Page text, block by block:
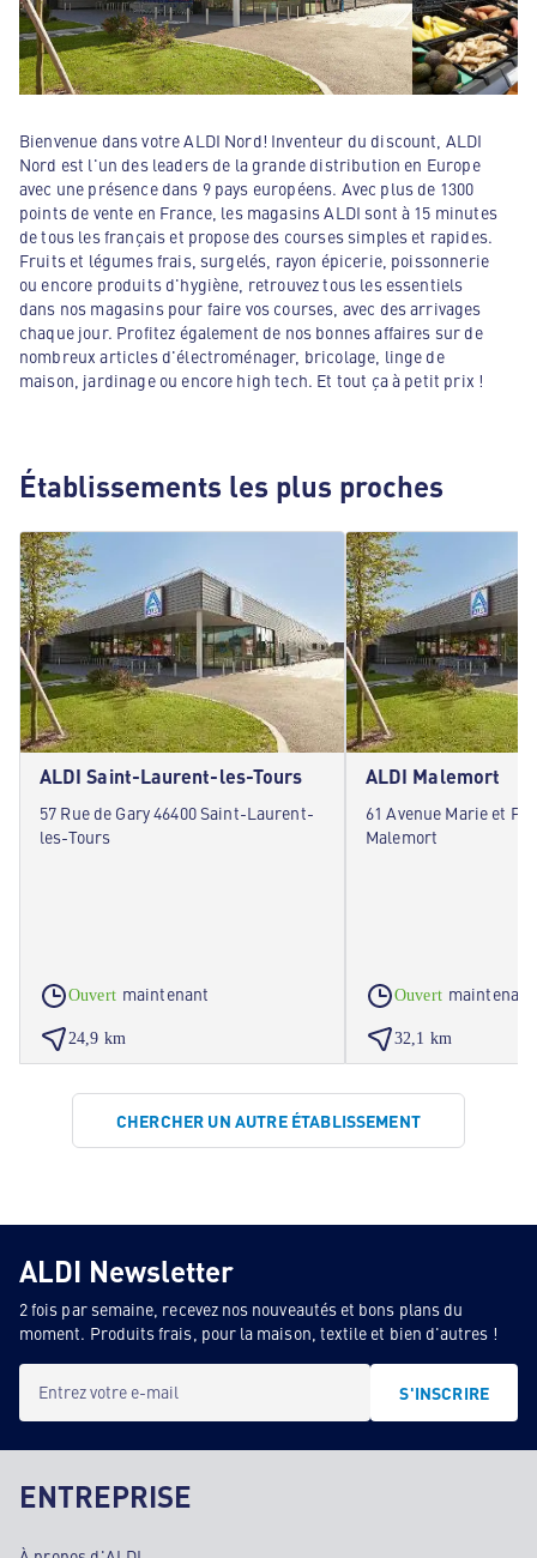
Bienvenue dans votre ALDI Nord! Inventeur du discount, ALDI
Nord est l'un des leaders de la grande distribution en Europe
avec une présence dans 9 pays européens. Avec plus de 1300
points de vente en France, les magasins ALDI sont à 15 minutes
de tous les français et propose des courses simples et rapides.
Fruits et légumes frais, surgelés, rayon épicerie, poissonnerie
ou encore produits d'hygiène, retrouvez tous les essentiels
dans nos magasins pour faire vos courses, avec des arrivages
chaque jour. Profitez également de nos bonnes affaires sur de
nombreux articles d'électroménager, bricolage, linge de
maison, jardinage ou encore high tech. Et tout ça à petit prix !
Établissements les plus proches
ALDI Saint-Laurent-les-Tours
57 Rue de Gary 46400 Saint-Laurent-
les-Tours
Ouvert maintenant
24,9 km
ALDI Malemort
61 Avenue Marie et
Malemort
Ouvert maintenant
32,1 km
CHERCHER UN AUTRE ÉTABLISSEMENT
ALDI Newsletter
2 fois par semaine, recevez nos nouveautés et bons plans du
moment. Produits frais, pour la maison, textile et bien d'autres !
Entrez votre e-mail S'INSCRIRE
ENTREPRISE